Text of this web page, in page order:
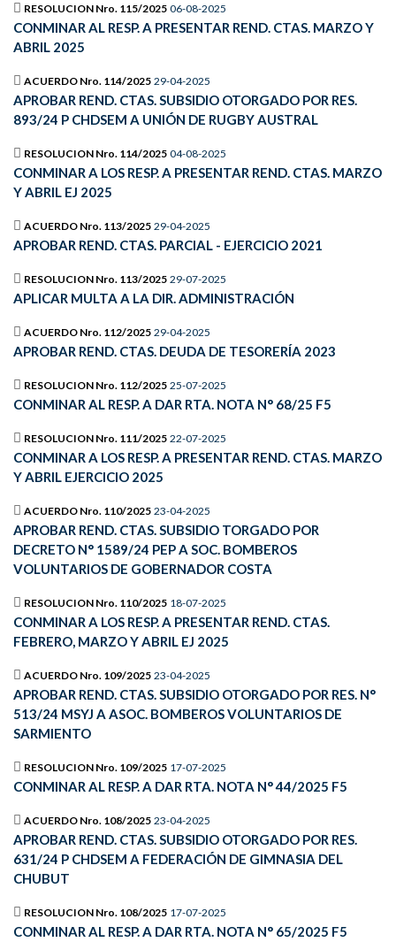
RESOLUCION Nro. 115/2025 06-08-2025
CONMINAR AL RESP. A PRESENTAR REND. CTAS. MARZO Y
ABRIL 2025
ACUERDO Nro. 114/2025 29-04-2025
APROBAR REND. CTAS. SUBSIDIO OTORGADO POR RES.
893/24 P CHDSEM A UNIÓN DE RUGBY AUSTRAL
RESOLUCION Nro. 114/2025 04-08-2025
CONMINAR A LOS RESP. A PRESENTAR REND. CTAS. MARZO
Y ABRIL EJ 2025
ACUERDO Nro. 113/2025 29-04-2025
APROBAR REND. CTAS. PARCIAL - EJERCICIO 2021
RESOLUCION Nro. 113/2025 29-07-2025
APLICAR MULTA A LA DIR. ADMINISTRACIÓN
ACUERDO Nro. 112/2025 29-04-2025
APROBAR REND. CTAS. DEUDA DE TESORERÍA 2023
RESOLUCION Nro. 112/2025 25-07-2025
CONMINAR AL RESP. A DAR RTA. NOTA N° 68/25 F5
RESOLUCION Nro. 111/2025 22-07-2025
CONMINAR A LOS RESP. A PRESENTAR REND. CTAS. MARZO
Y ABRIL EJERCICIO 2025
ACUERDO Nro. 110/2025 23-04-2025
APROBAR REND. CTAS. SUBSIDIO TORGADO POR
DECRETO N° 1589/24 PEP A SOC. BOMBEROS
VOLUNTARIOS DE GOBERNADOR COSTA
RESOLUCION Nro. 110/2025 18-07-2025
CONMINAR A LOS RESP. A PRESENTAR REND. CTAS.
FEBRERO, MARZO Y ABRIL EJ 2025
ACUERDO Nro. 109/2025 23-04-2025
APROBAR REND. CTAS. SUBSIDIO OTORGADO POR RES. N°
513/24 MSYJ A ASOC. BOMBEROS VOLUNTARIOS DE
SARMIENTO
RESOLUCION Nro. 109/2025 17-07-2025
CONMINAR AL RESP. A DAR RTA. NOTA N° 44/2025 F5
ACUERDO Nro. 108/2025 23-04-2025
APROBAR REND. CTAS. SUBSIDIO OTORGADO POR RES.
631/24 P CHDSEM A FEDERACIÓN DE GIMNASIA DEL
CHUBUT
RESOLUCION Nro. 108/2025 17-07-2025
CONMINAR AL RESP. A DAR RTA. NOTA N° 65/2025 F5